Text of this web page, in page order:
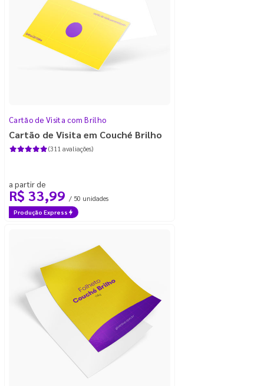
Cartão de Visita com Brilho
Cartão de Visita em Couché Brilho
(311 avaliações)
a partir de
R$ 33,99 / 50 unidades
Produção Express